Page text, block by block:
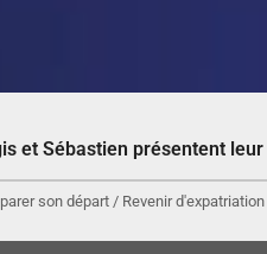
et Sébastien présentent
son départ / Revenir d'expatriation